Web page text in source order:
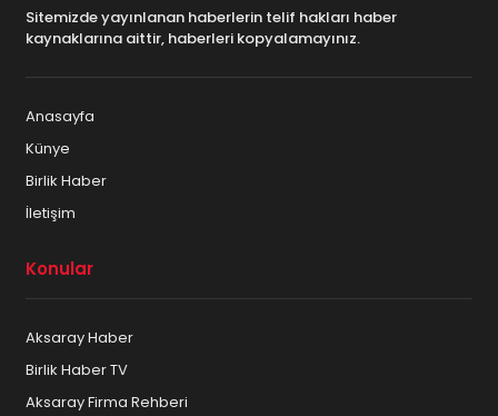
Sitemizde yayınlanan haberlerin telif hakları haber
kaynaklarına aittir, haberleri kopyalamayınız.
Anasayfa
Künye
Birlik Haber
İletişim
Konular
Aksaray Haber
Birlik Haber TV
Aksaray Firma Rehberi